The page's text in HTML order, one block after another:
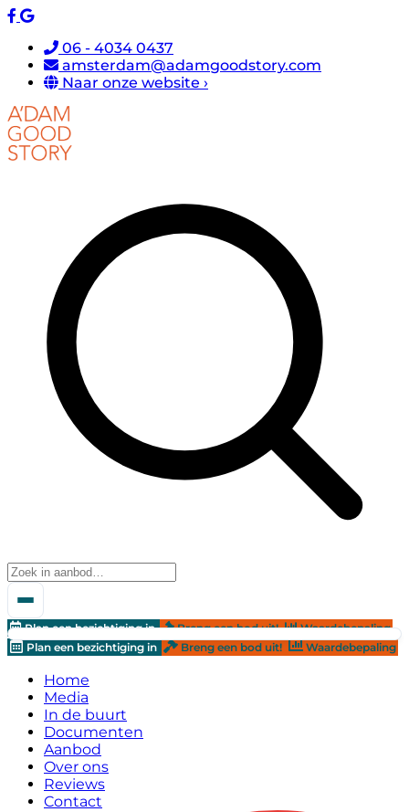
06 - 4034 0437
amsterdam@adamgoodstory.com
Naar onze website ›
Plan een bezichtiging in Breng een bod uit!
Waardebepaling
Plan een bezichtiging in
Breng een bod uit! Waardebepaling
Home
Media
In de buurt
Documenten
Aanbod
Over ons
Reviews
Contact